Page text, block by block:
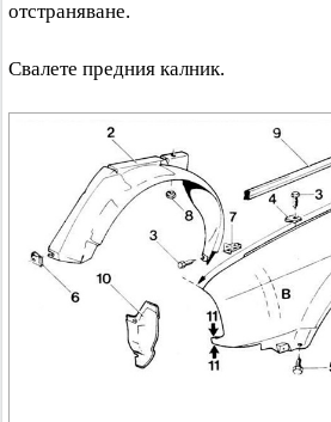
отстраняване.
Свалете предния калник.